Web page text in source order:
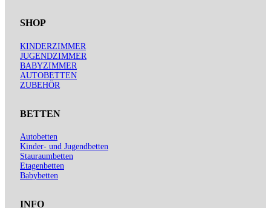
SHOP
KINDERZIMMER
JUGENDZIMMER
BABYZIMMER
AUTOBETTEN
ZUBEHÖR
BETTEN
Autobetten
Kinder- und Jugendbetten
Stauraumbetten
Etagenbetten
Babybetten
INFO